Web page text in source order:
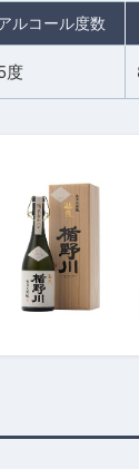
ルコール度数
度